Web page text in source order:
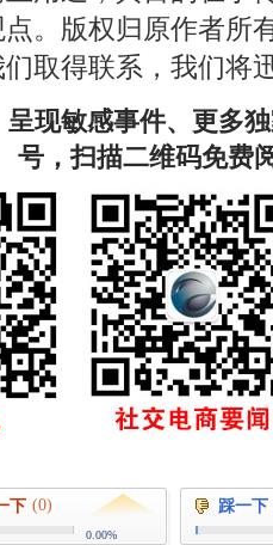
。版权归原作者所
取得联系，我们将
现敏感事件、更多
号，扫描二维码免费
下 (0)
0.00%
踩一下